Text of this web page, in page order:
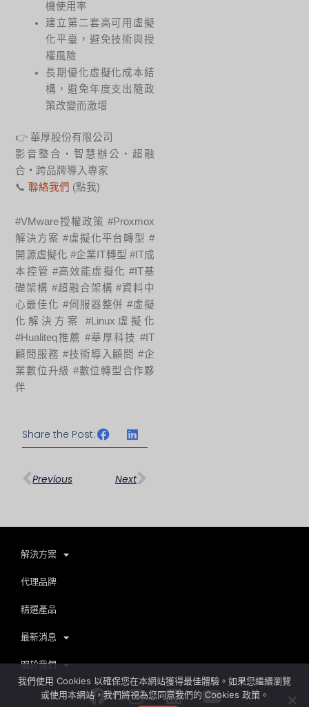
機使用率
建立第二套高可用虛擬
化平臺，避免技術與授
權風險
長期優化虛擬化成本結
構，避免年度支出隨政
策改變而激增
👉 華厚股份有限公司
影音整合・智慧辦公・超融
合 ・ 跨品牌導入專家
📞 聯絡我們 (點我)
#VMware授權政策 #Proxmox
解決方案 #虛擬化平台轉型 #
開源虛擬化 #企業IT轉型 #IT成
本控管 #高效能虛擬化 #IT基
礎架構 #超融合架構 #資料中
心最佳化 #伺服器整併 #虛擬
化解決方案 #Linux虛擬化
#Hualiteq推薦 #華厚科技 #IT
顧問服務 #技術導入顧問 #企
業數位升級 #數位轉型合作夥
伴
Share the Post:
上一頁
Previous Next
下一篇
解決方案
代理品牌
精選產品
最新消息
關於我們
FacebookInstagram
LinkedinYoutube
我們使用 Cookies 以確保您在本網站獲得最佳體驗。如果您繼續瀏覽
或使用本網站，我們將視為您同意我們的 Cookies 政策。